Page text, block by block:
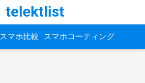
telektlist
スマホ比較 スマホコーティング